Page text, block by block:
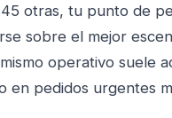
otras, tu punto de
sobre el mejor
operativo suele
en pedidos urgentes